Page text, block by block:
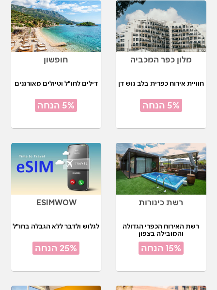
מלון כפר המכביה
חוויית אירוח כפרית בלב גוש דן
5% הנחה
חופשון
דילים לחו"ל וטיולים מאורגנים
5% הנחה
רשת כינורות
רשת האירוח הכפרי הגדולה
והמובילה בצפון
15% הנחה
ESIMWOW
לגלוש ולדבר ללא הגבלה בחו"ל
25% הנחה